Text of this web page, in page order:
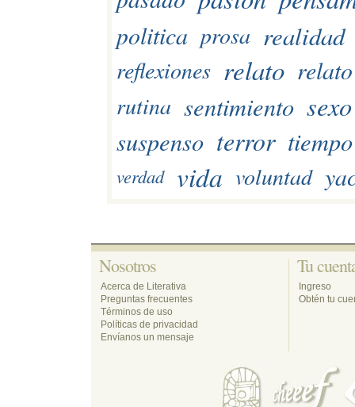
politica prosa realidad
reflexiones relato
rutina sentimiento sexo
suspenso terror tiempo
verdad vida voluntad
Nosotros
Acerca de Literativa
Preguntas frecuentes
Términos de uso
Políticas de privacidad
Envíanos un mensaje
Tu
Ingreso
Obtén tu